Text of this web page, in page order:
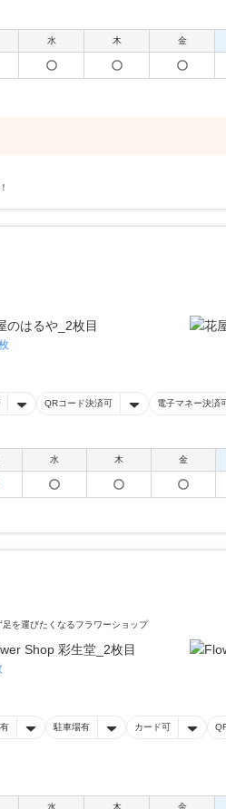
水 木 金
QRコード決済可 電子マネー決済
水 木 金
を運びたくなるフラワーショップ
駐車場有 カード可
水 木 金